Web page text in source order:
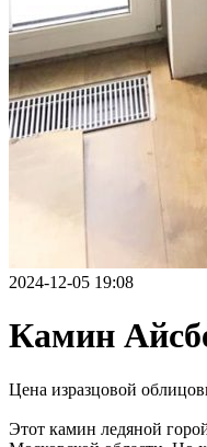
2024-12-05 19:08
Камин
Цена изразцовой
Этот камин ледяной